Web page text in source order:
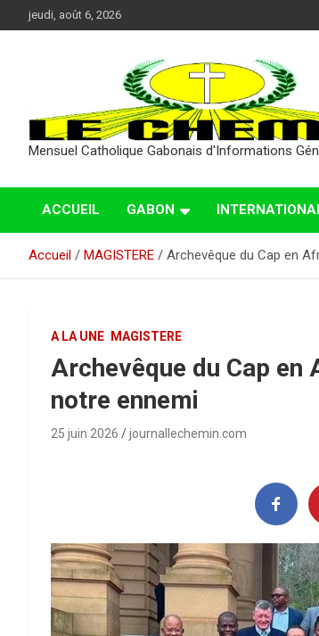
au
jeudi, août 6, 2026
Mensuel Catholique Gabonais d'Informations
ACCUEIL GABON
Accueil MAGISTERE Archevêque du Cap en
A LA UNE MAGISTERE
Archevêque du Cap en
notre ennemi
25 juin 2026 journallechemin.com